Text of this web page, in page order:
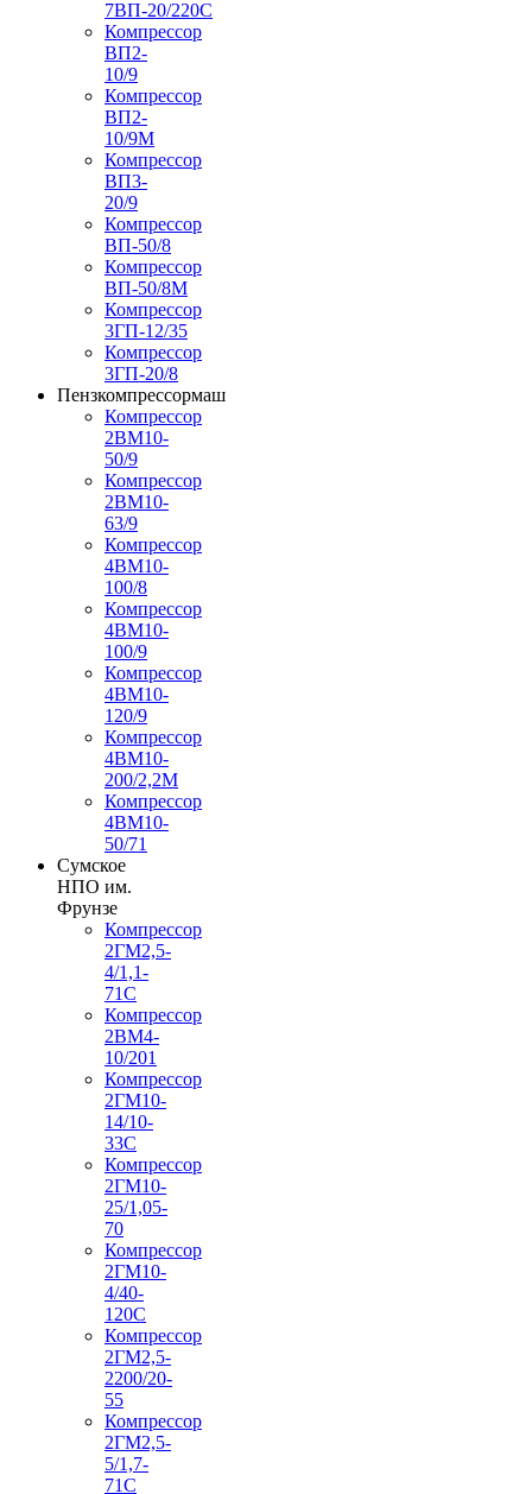
7ВП-20/220С
Компрессор
ВП2-
10/9
Компрессор
ВП2-
10/9М
Компрессор
ВП3-
20/9
Компрессор
ВП-50/8
Компрессор
ВП-50/8М
Компрессор
3ГП-12/35
Компрессор
3ГП-20/8
Пензкомпрессормаш
Компрессор
2ВМ10-
50/9
Компрессор
2ВМ10-
63/9
Компрессор
4ВМ10-
100/8
Компрессор
4ВМ10-
100/9
Компрессор
4ВМ10-
120/9
Компрессор
4ВМ10-
200/2,2М
Компрессор
4ВМ10-
50/71
Сумское
НПО им.
Фрунзе
Компрессор
2ГМ2,5-
4/1,1-
71С
Компрессор
2ВМ4-
10/201
Компрессор
2ГМ10-
14/10-
33С
Компрессор
2ГМ10-
25/1,05-
70
Компрессор
2ГМ10-
4/40-
120С
Компрессор
2ГМ2,5-
2200/20-
55
Компрессор
2ГМ2,5-
5/1,7-
71С